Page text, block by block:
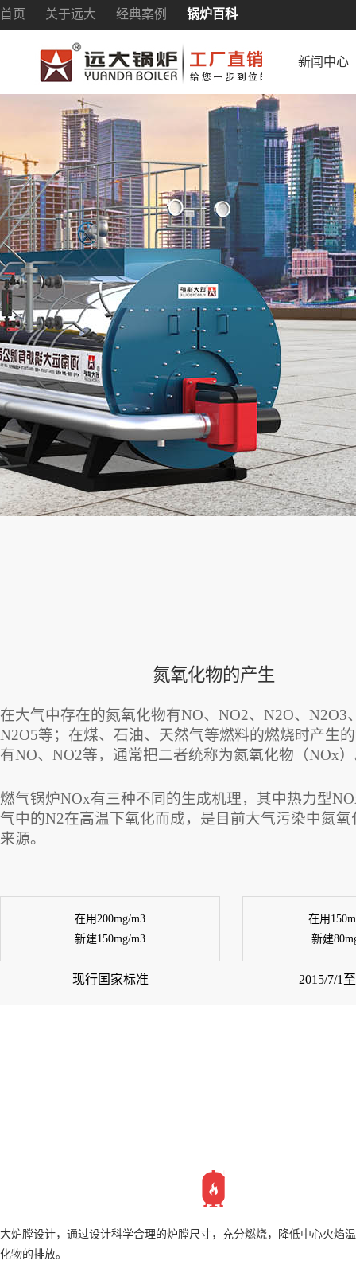
首页 关于远大 经典案例 锅炉百科
新闻中心
氮氧化物的产生
在大气中存在的氮氧化物有NO、NO2、N2O、N2O3
N2O5等；在煤、石油、天然气等燃料的燃烧时产生
有NO、NO2等，通常把二者统称为氮氧化物（NOx
燃气锅炉NOx有三种不同的生成机理，其中热力型
气中的N2在高温下氧化而成，是目前大气污染中氮氧
来源。
在用200mg/m3
新建150mg/m3
现行国家标准
在用
新建
2015/7/1
大炉膛设计，通过设计科学合理的炉膛尺寸，充分燃烧，降低中心火焰
化物的排放。